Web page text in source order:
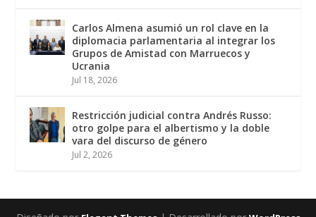
Carlos Almena asumió un rol clave en la
diplomacia parlamentaria al integrar los
Grupos de Amistad con Marruecos y
Ucrania
Jul 18, 2026
Restricción judicial contra Andrés Russo:
otro golpe para el albertismo y la doble
vara del discurso de género
Jul 2, 2026